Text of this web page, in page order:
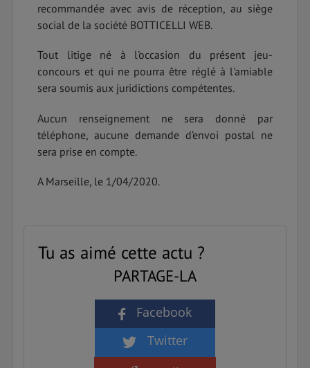
recommandée avec avis de réception, au siège
social de la société BOTTICELLI WEB.
Tout litige né à l'occasion du présent jeu-
concours et qui ne pourra être réglé à l'amiable
sera soumis aux juridictions compétentes.
Aucun renseignement ne sera donné par
téléphone, aucune demande d’envoi postal ne
sera prise en compte.
A Marseille, le 1/04/2020.
Tu as aimé cette actu ?
PARTAGE-LA
Facebook
Twitter